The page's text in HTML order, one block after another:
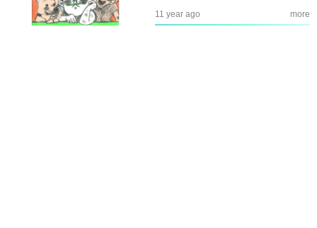
11 year ago more